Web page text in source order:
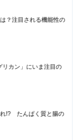
？注目される機能性の
リカン」にいま注目の
れ!? たんぱく質と腸の